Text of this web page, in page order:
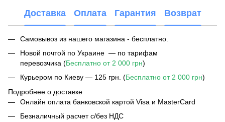
Доставка Оплата Гарантия Возврат
Самовывоз из нашего магазина - бесплатно.
Новой почтой по Украине — по тарифам
перевозчика (Бесплатно от 2 000 грн)
Курьером по Киеву — 125 грн. (Бесплатно от 2 000 грн)
Подробнее о доставке
Онлайн оплата банковской картой Visa и MasterCard
Безналичный расчет с/без НДС